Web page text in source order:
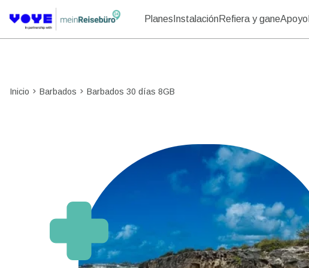
Planes InstalaciónRefiera y ganeApoyo
Inicio Barbados Barbados 30 días 8GB